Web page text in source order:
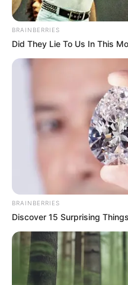
BRAINBERRIES
Did They Lie To Us In This
BRAINBERRIES
Discover 15 Surprising